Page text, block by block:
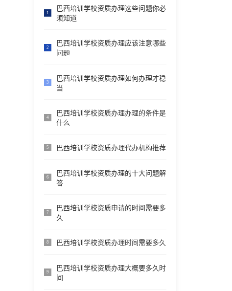
1
巴西培训学校资质办理这些问题你必
须知道
2
巴西培训学校资质办理应该注意哪些
问题
3
巴西培训学校资质办理如何办理才稳
当
4
巴西培训学校资质办理办理的条件是
什么
5 巴西培训学校资质办理代办机构推荐
6
巴西培训学校资质办理的十大问题解
答
7
巴西培训学校资质申请的时间需要多
久
8 巴西培训学校资质办理时间需要多久
9
巴西培训学校资质办理大概要多久时
间